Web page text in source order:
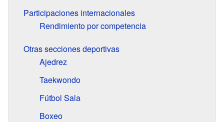
Participaciones internacionales
Rendimiento por competencia
Otras secciones deportivas
Ajedrez
Taekwondo
Fútbol Sala
Boxeo